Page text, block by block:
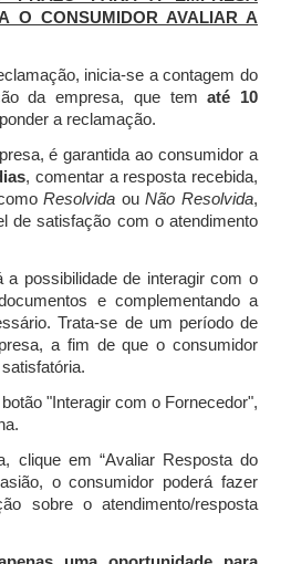
O CONSUMIDOR AVALIAR A
inicia-se a contagem do
da empresa, que tematé 10
a reclamação.
é garantida ao consumidor a
, comentar a resposta recebida,
Resolvida ouNão Resolvida,
de satisfação com o atendimento
a possibilidade de interagir com o
e complementando a
Trata-se de um período de
a fim de que o consumidor
"Interagir com o Fornecedor",
clique em “Avaliar Resposta do
o consumidor poderá fazer
sobre o atendimento/resposta